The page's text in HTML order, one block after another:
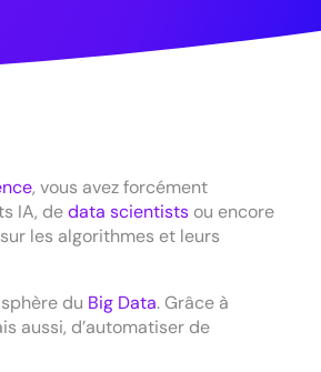
, vous avez forcément
IA, dedata scientists ou encore
les algorithmes et leurs
du Big Data. Grâce à
aussi, d’automatiser de